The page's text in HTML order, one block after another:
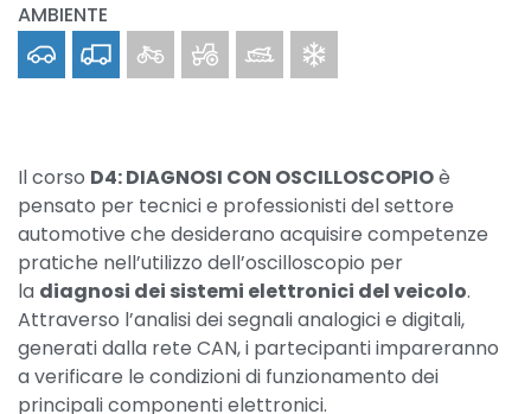
AMBIENTE
Car
Truck Bike Off-Highway
Marine Clima
Il corso D4: DIAGNOSI CON OSCILLOSCOPIOè
pensato per tecnici e professionisti del settore
automotive che desiderano acquisire competenze
pratiche nell’utilizzo dell’oscilloscopio per
la diagnosi dei sistemi elettronici del veicolo.
Attraverso l’analisi dei segnali analogici e digitali,
generati dalla rete CAN, i partecipanti impareranno
a verificare le condizioni di funzionamento dei
principali componenti elettronici.